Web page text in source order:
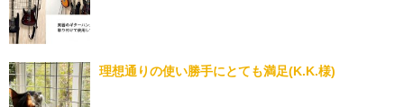
理想通りの使い勝手にとても満足(K.K.様)